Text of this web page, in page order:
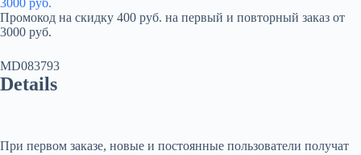
Промокод на скидку 400 руб. на первый и повторный заказ от
3000 руб.
MD083793
Details
При первом заказе, новые и постоянные пользователи получат